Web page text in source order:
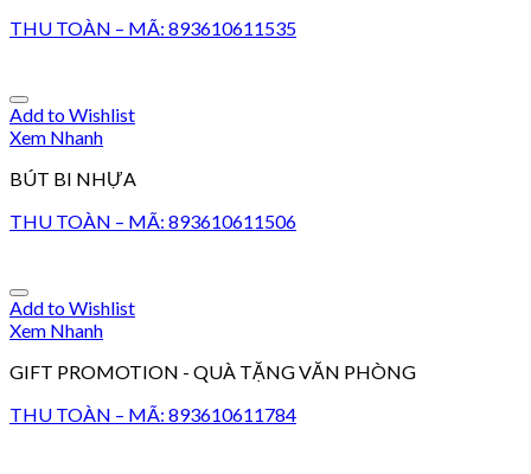
THU TOÀN – MÃ: 893610611535
Add to Wishlist
Xem Nhanh
BÚT BI NHỰA
THU TOÀN – MÃ: 893610611506
Add to Wishlist
Xem Nhanh
GIFT PROMOTION - QUÀ TẶNG VĂN PHÒNG
THU TOÀN – MÃ: 893610611784